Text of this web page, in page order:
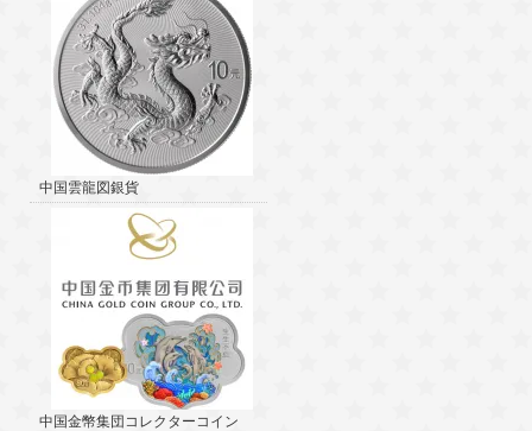
中国雲龍図銀貨
中国金幣集団コレクターコイン